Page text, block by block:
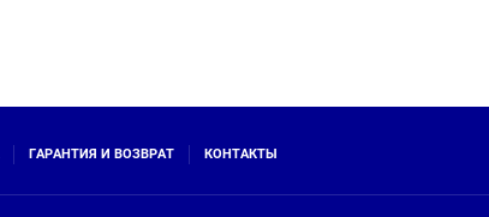
ГАРАНТИЯ И ВОЗВРАТ КОНТАКТЫ